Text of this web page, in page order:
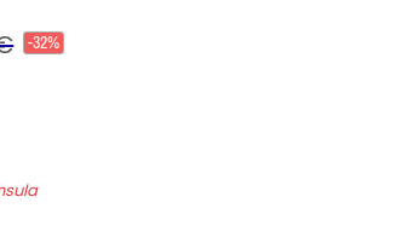
-32%